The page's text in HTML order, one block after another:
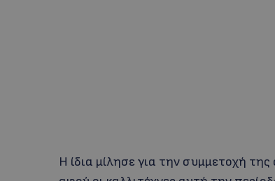
Η ίδια μίλησε για την συμμετοχή